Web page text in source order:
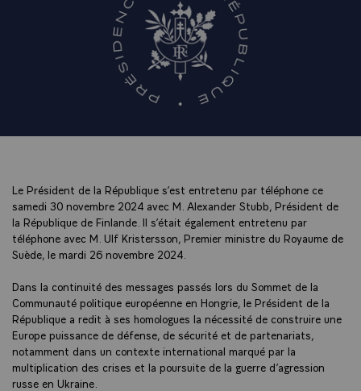
Le Président de la République s’est entretenu par téléphone ce
samedi 30 novembre 2024 avec M. Alexander Stubb, Président de
la République de Finlande. Il s’était également entretenu par
téléphone avec M. Ulf Kristersson, Premier ministre du Royaume de
Suède, le mardi 26 novembre 2024.
Dans la continuité des messages passés lors du Sommet de la
Communauté politique européenne en Hongrie, le Président de la
République a redit à ses homologues la nécessité de construire une
Europe puissance de défense, de sécurité et de partenariats,
notamment dans un contexte international marqué par la
multiplication des crises et la poursuite de la guerre d’agression
russe en Ukraine.